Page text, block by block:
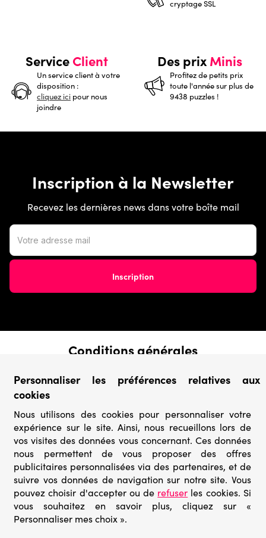
cryptage SSL
ServiceClient
Un service client à votre
disposition :
cliquez ici pour nous
joindre
Des prixMinis
Profitez de petits prix
toute l'année sur plus de
9438 puzzles !
Inscription à la Newsletter
Recevez les dernières news dans votre boîte mail
Conditions générales
› Conditions d’utilisation
› Confidentialité & Protection des Données
Catégories
› Marques
› Derniers arrivages
› Puzzles mystères
› Prix minis
© Go-puzzle.fr 2026 – Tous droits réservés
Personnaliser les préférences relatives aux
cookies
Nous utilisons des cookies pour personnaliser votre
expérience sur le site. Ainsi, nous recueillons lors de
vos visites des données vous concernant. Ces données
nous permettent de vous proposer des offres
publicitaires personnalisées via des partenaires, et de
suivre vos données de navigation sur notre site. Vous
pouvez choisir d'accepter ou de refuser les cookies. Si
vous souhaitez en savoir plus, cliquez sur «
Personnaliser mes choix ».